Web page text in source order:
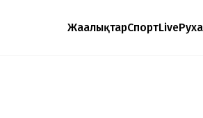
ЖаңалықтарСпортLive